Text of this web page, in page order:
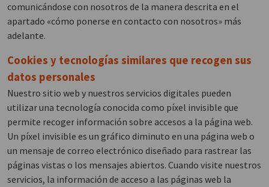
comunicándose con nosotros de la manera descrita en el
apartado «cómo ponerse en contacto con nosotros» más
adelante.
Cookies y tecnologías similares que recogen sus
datos personales
Nuestro sitio web y nuestros servicios digitales pueden
utilizar una tecnología conocida como píxel invisible que
permite recoger información sobre accesos a la página web.
Un píxel invisible es un gráfico diminuto en una página web o
un mensaje de correo electrónico diseñado para rastrear las
páginas vistas o los mensajes abiertos. Cuando visite nuestros
servicios, la información de acceso a las páginas web la